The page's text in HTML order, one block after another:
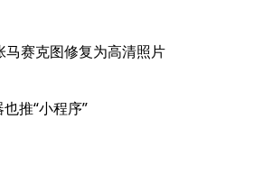
马赛克图修复为高清照片
推“小程序”